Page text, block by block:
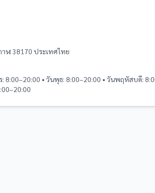
าฬ 38170 ประเทศไทย
8:00–20:00 • วันพุธ: 8:00–20:00 • วันพฤหัสบดี: